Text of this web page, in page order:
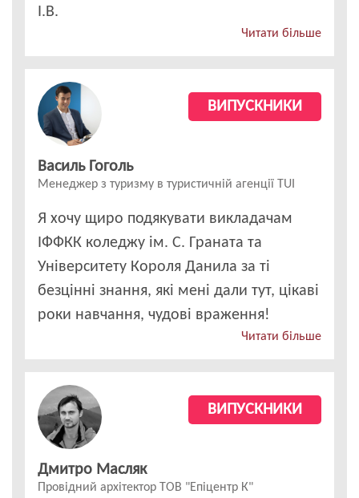
І.В.
Читати більше
ВИПУСКНИКИ
Василь Гоголь
Менеджер з туризму в туристичній агенції TUI
Я хочу щиро подякувати викладачам
ІФФКК коледжу ім. С. Граната та
Університету Короля Данила за ті
безцінні знання, які мені дали тут, цікаві
роки навчання, чудові враження!
Читати більше
ВИПУСКНИКИ
Дмитро Масляк
Провідний архітектор ТОВ "Епіцентр К"